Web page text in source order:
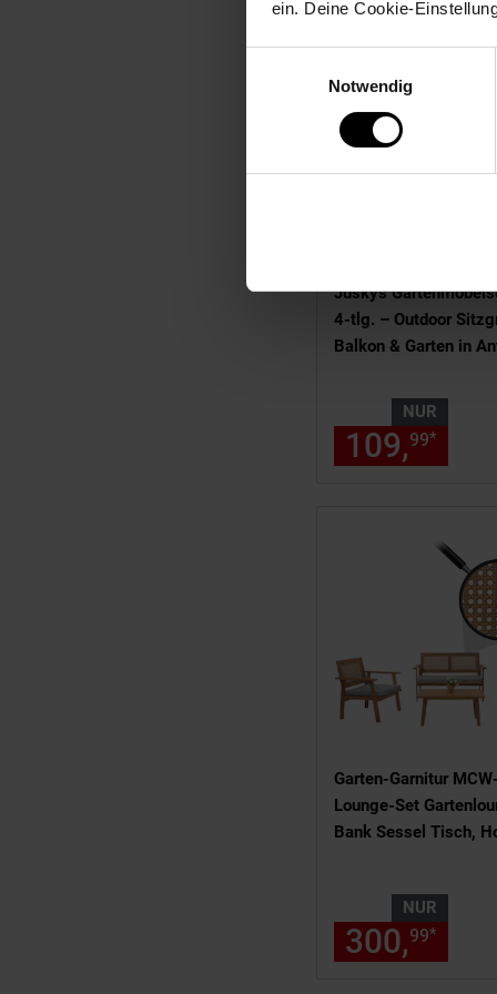
ein. Deine Cookie-
Notwendig
Juskys
4-tlg. – Outdoor
Balkon & Garten in
NUR
109,99*
Garten-Garnitur
Lounge-Set
Bank Sessel Tisch,
NUR
300,99*